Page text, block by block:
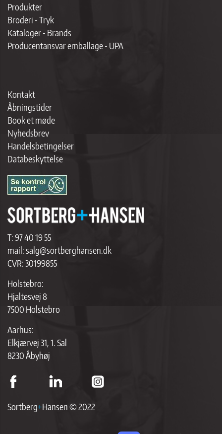
Produkter
Broderi - Tryk
Kataloger - Brands
Producentansvar emballage - UPA
Kontakt
Åbningstider
Book et møde
Nyhedsbrev
Handelsbetingelser
Databeskyttelse
T:97 40 19 55
mail:salg@sortberghansen.dk
CVR: 30199855
Holstebro:
Hjaltesvej 8
7500 Holstebro
Aarhus:
Elkjærvej 31, 1. Sal
8230 Åbyhøj
Sortberg+Hansen © 2022